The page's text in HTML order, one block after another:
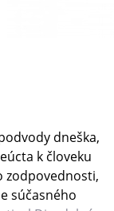
dneška,
k človeku
zodpovednosti,
súčasného